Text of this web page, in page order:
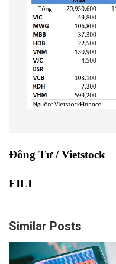
Đông Tư / Vietstock
FILI
Similar Posts